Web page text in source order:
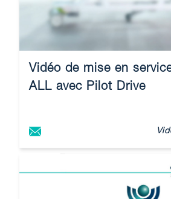
Vidéo de mise en
ALL avec Pilot Drive